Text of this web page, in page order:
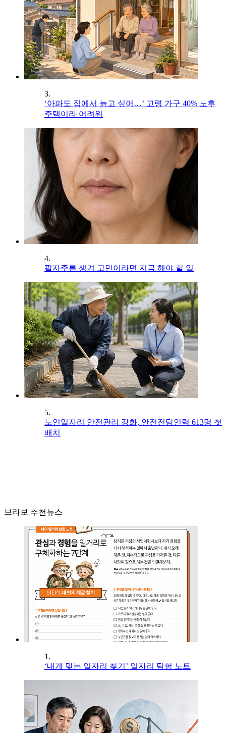
3.
‘아파도 집에서 늙고 싶어…’ 고령 가구 40% 노후
주택이라 어려워
4.
팔자주름 생겨 고민이라면 지금 해야 할 일
5.
노인일자리 안전관리 강화, 안전전담인력 613명 첫
배치
브라보 추천뉴스
1.
‘내게 맞는 일자리 찾기’ 일자리 탐험 노트